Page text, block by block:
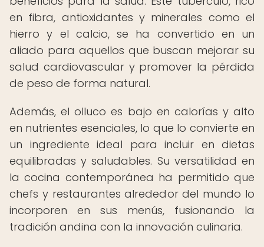
en fibra, antioxidantes y minerales como el
hierro y el calcio, se ha convertido en un
aliado para aquellos que buscan mejorar su
salud cardiovascular y promover la pérdida
de peso de forma natural.
Además, el olluco es bajo en calorías y alto
en nutrientes esenciales, lo que lo convierte en
un ingrediente ideal para incluir en dietas
equilibradas y saludables. Su versatilidad en
la cocina contemporánea ha permitido que
chefs y restaurantes alrededor del mundo lo
incorporen en sus menús, fusionando la
tradición andina con la innovación culinaria.